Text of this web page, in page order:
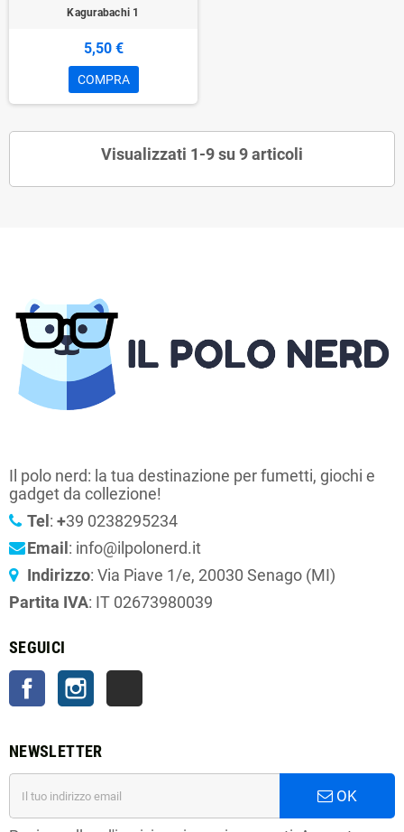
Kagurabachi 1
5,50 €
COMPRA
Visualizzati 1-9 su 9 articoli
Il polo nerd: la tua destinazione per fumetti, giochi e
gadget da collezione!
Tel : +39 0238295234
Email : info@ilpolonerd.it
Indirizzo: Via Piave 1/e, 20030 Senago (MI)
Partita IVA: IT 02673980039
SEGUICI
FacebookInstagram
NEWSLETTER
OK